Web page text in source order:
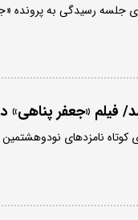
فیلم «جعفر پناهی»